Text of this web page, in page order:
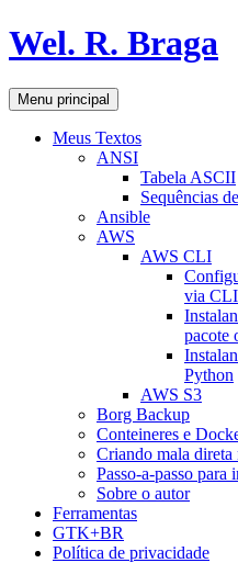
Pular
para
conteúdo
Wel. R. Braga
Pesquisar
Menu principal
Meus Textos
ANSI
Tabela ASCII
Sequências
Ansible
AWS
AWS CLI
via CLI
pacote
Python
AWS S3
Borg Backup
Conteineres e
Criando mala
Passo-a-passo
Sobre o autor
Ferramentas
GTK+BR
Política de privacidade